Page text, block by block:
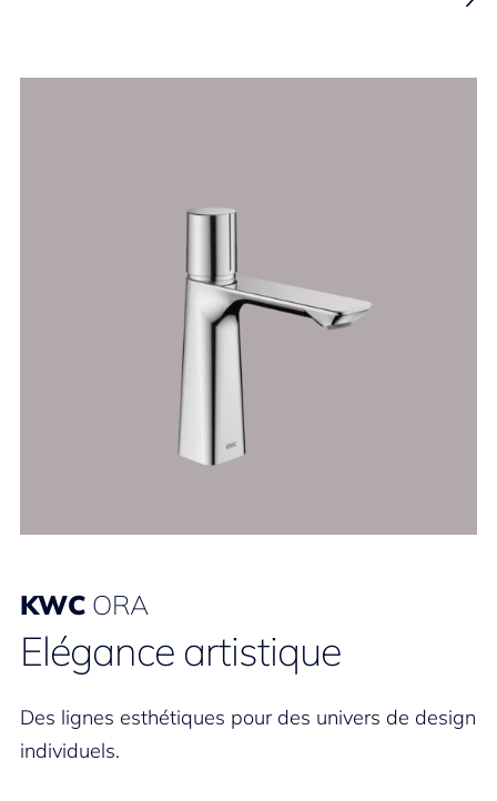
KWC ORA
Elégance artistique
Des lignes esthétiques pour des univers de design
individuels.